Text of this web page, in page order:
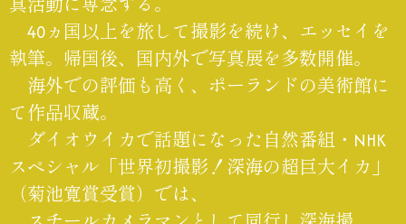
真活動に専念する。
40ヵ国以上を旅して撮影を続け、エッセイを
執筆。帰国後、国内外で写真展を多数開催。
海外での評価も高く、ポーランドの美術館に
て作品収蔵。
ダイオウイカで話題になった自然番組・NHK
スペシャル「世界初撮影！深海の超巨大イカ」
（菊池寛賞受賞）では、